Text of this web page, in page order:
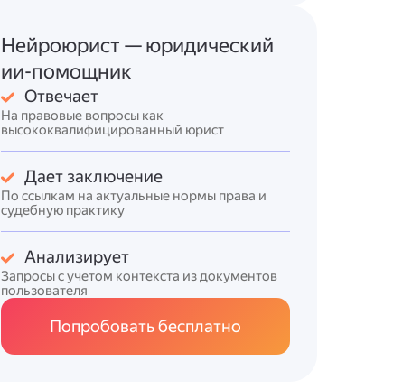
Нейроюрист — юридический
ии-помощник
Отвечает
На правовые вопросы как
высококвалифицированный юрист
Дает заключение
По ссылкам на актуальные нормы права и
судебную практику
Анализирует
Запросы с учетом контекста из документов
пользователя
Попробовать бесплатно